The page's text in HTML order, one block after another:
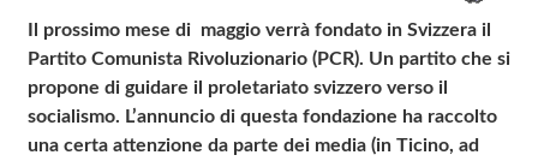
Il prossimo mese di maggio verrà fondato in Svizzera il
Partito Comunista Rivoluzionario (PCR). Un partito che si
propone di guidare il proletariato svizzero verso il
socialismo. L’annuncio di questa fondazione ha raccolto
una certa attenzione da parte dei media (in Ticino, ad